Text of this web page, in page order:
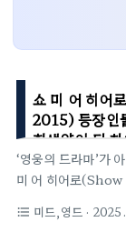
쇼 미 어 히
2015) 등장인
희생양이 된
‘영웅의 드라마’가
미 어 히어로
폐) 갈등을 정면으
format_list_bulleted 미드,영드 ·